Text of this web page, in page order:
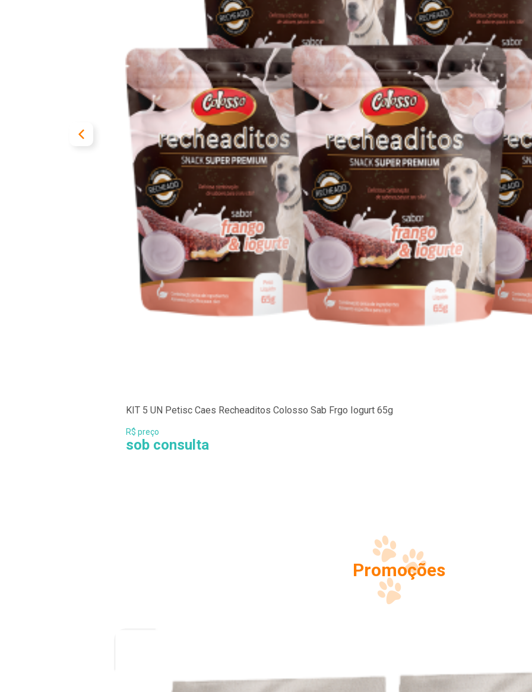
KIT 5 UN Petisc Caes Recheaditos Colosso Sab Frgo Iogurt 65g
R$ preço
sob consulta
Promoções